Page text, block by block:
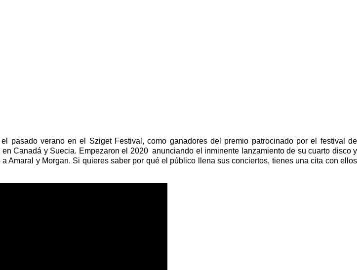
pasado verano en el Sziget Festival, como ganadores del premio patrocinado por el festival de
Canadá y Suecia. Empezaron el 2020 anunciando el inminente lanzamiento de su cuarto disco y
Amaral y Morgan. Si quieres saber por qué el público llena sus conciertos, tienes una cita con ellos